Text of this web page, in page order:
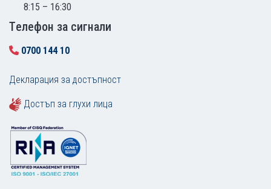
8:15 – 16:30
Tелефон за сигнали
0700 144 10
Декларация за достъпност
Достъп за глухи лица